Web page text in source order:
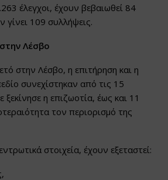
έλεγχοι, έχουν βεβαιωθεί 84
γίνει 109 συλλήψεις.
Λέσβο
στην Λέσβο, η επιτήρηση και η
συνεχίστηκαν από τις 15
η επιζωοτία, έως και 11
τον περιορισμό της
στοιχεία, έχουν εξεταστεί: